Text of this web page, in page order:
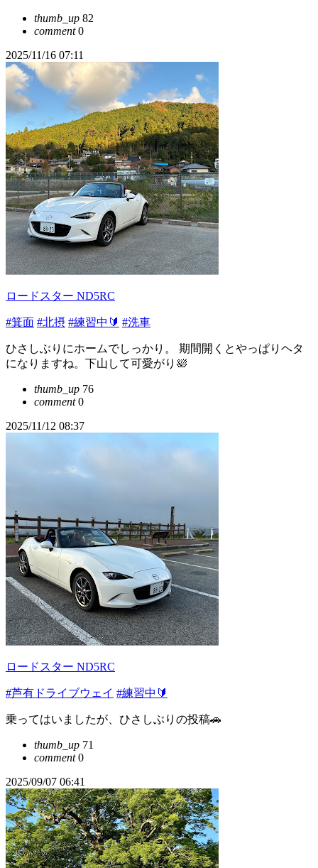
thumb_up 82
comment0
2025/11/16 07:11
ロードスター ND5RC
#箕面 #北摂 #練習中🔰 #洗車
ひさしぶりにホームでしっかり。 期間開くとやっぱりヘタ
になりますね。下山して可愛がり🛀
thumb_up 76
comment0
2025/11/12 08:37
ロードスター ND5RC
#芦有ドライブウェイ #練習中🔰
乗ってはいましたが、ひさしぶりの投稿🚗
thumb_up 71
comment0
2025/09/07 06:41